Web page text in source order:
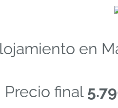
en
Precio final